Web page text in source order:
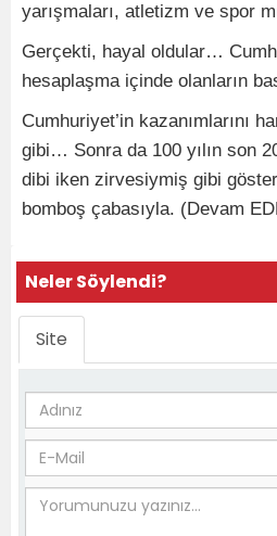
yarışmaları, atletizm ve spor
Gerçekti, hayal oldular…
hesaplaşma içinde olanların
Cumhuriyet’in kazanımlarını
gibi… Sonra da 100 yılın son
dibi iken zirvesiymiş gibi
bomboş çabasıyla. (Devam
Neler Söylendi?
Site